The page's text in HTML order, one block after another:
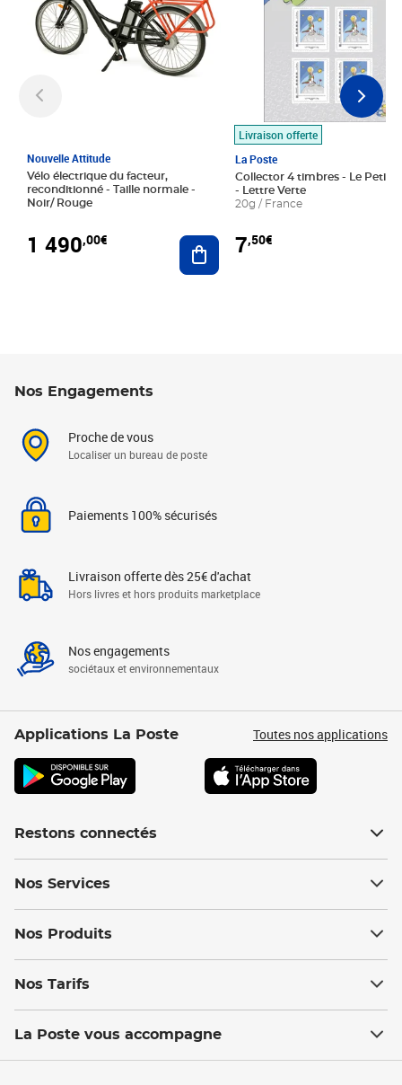
Nouvelle Attitude
Vélo électrique du facteur,
reconditionné - Taille normale -
Noir/ Rouge
1 490,00€ Ajouter au panier
Livraison offerte
La Poste
Collector 4 timbres - Le Petit
- Lettre Verte
20g / France
7,50€
Nos Engagements
Proche de vous
Localiser un bureau de poste
Paiements 100% sécurisés
Livraison offerte dès 25€ d'achat
Hors livres et hors produits marketplace
Nos engagements
sociétaux et environnementaux
Applications La Poste Toutes nos applications
Restons connectés
Nos Services
Nos Produits
Nos Tarifs
La Poste vous accompagne